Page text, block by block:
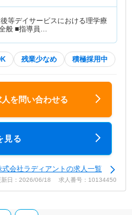
後等デイサービスにおける理学療
般 ■指導員…
残業少なめ 積極採用中
人を問い合わせる
見る
式会社ラディアントの求人一覧
新日：2026/06/18 求人番号：10134450